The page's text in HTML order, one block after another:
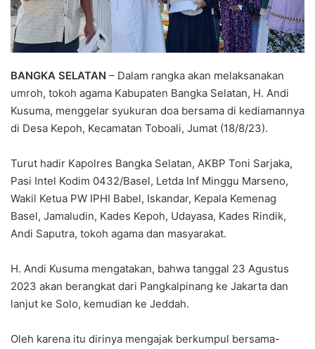
BANGKA SELATAN – Dalam rangka akan melaksanakan
umroh, tokoh agama Kabupaten Bangka Selatan, H. Andi
Kusuma, menggelar syukuran doa bersama di kediamannya
di Desa Kepoh, Kecamatan Toboali, Jumat (18/8/23).
Turut hadir Kapolres Bangka Selatan, AKBP Toni Sarjaka,
Pasi Intel Kodim 0432/Basel, Letda Inf Minggu Marseno,
Wakil Ketua PW IPHI Babel, Iskandar, Kepala Kemenag
Basel, Jamaludin, Kades Kepoh, Udayasa, Kades Rindik,
Andi Saputra, tokoh agama dan masyarakat.
H. Andi Kusuma mengatakan, bahwa tanggal 23 Agustus
2023 akan berangkat dari Pangkalpinang ke Jakarta dan
lanjut ke Solo, kemudian ke Jeddah.
Oleh karena itu dirinya mengajak berkumpul bersama-